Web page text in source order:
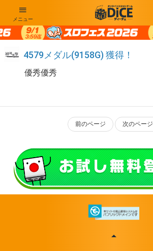
メニュー
4579メダル(9158G) 獲得！
優秀優秀
前のページ 次のページ